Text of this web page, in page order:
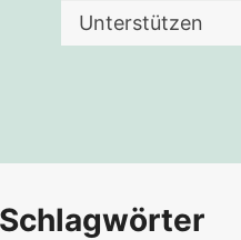
Unterstützen
Schlagwörter